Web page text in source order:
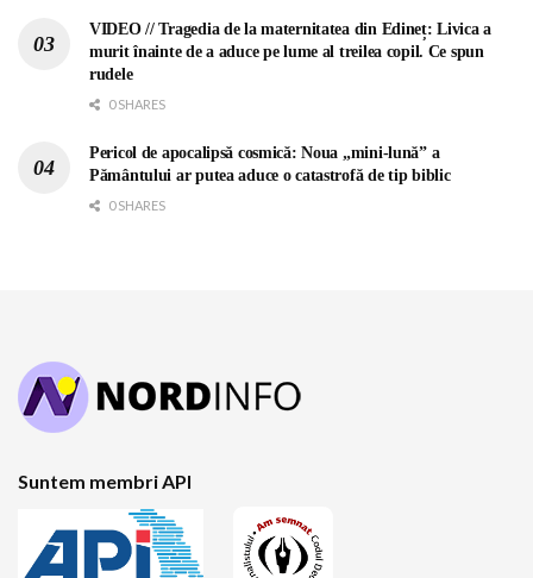
VIDEO // Tragedia de la maternitatea din Edineț: Livica a
murit înainte de a aduce pe lume al treilea copil. Ce spun
rudele
0 SHARES
Pericol de apocalipsă cosmică: Noua „mini-lună” a
Pământului ar putea aduce o catastrofă de tip biblic
0 SHARES
Suntem membri API